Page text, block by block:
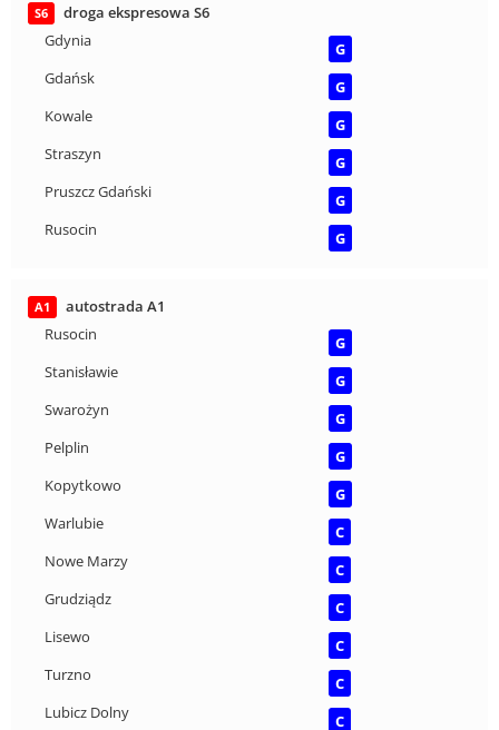
S6
droga ekspresowa S6
Gdynia
G
Gdańsk
G
Kowale
G
Straszyn
G
Pruszcz Gdański
G
Rusocin
G
A1
autostrada A1
Rusocin
G
Stanisławie
G
Swarożyn
G
Pelplin
G
Kopytkowo
G
Warlubie
C
Nowe Marzy
C
Grudziądz
C
Lisewo
C
Turzno
C
Lubicz Dolny
C